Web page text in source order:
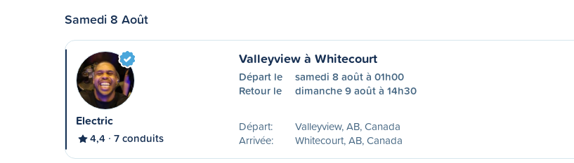
Samedi 8 Août
Electric
4,4 7 conduits
Valleyview à Whitecourt
Départ le
samedi 8 août à 01h00
Retour le
dimanche 9 août à 14h30
Départ:
Valleyview, AB, Canada
Arrivée:
Whitecourt, AB, Canada